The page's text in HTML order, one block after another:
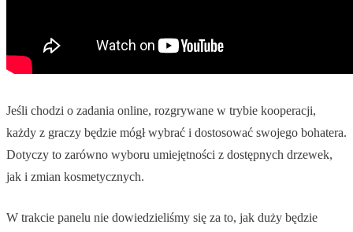
Jeśli chodzi o zadania online, rozgrywane w trybie kooperacji,
każdy z graczy będzie mógł wybrać i dostosować swojego bohatera.
Dotyczy to zarówno wyboru umiejętności z dostępnych drzewek,
jak i zmian kosmetycznych.
W trakcie panelu nie dowiedzieliśmy się za to, jak duży będzie